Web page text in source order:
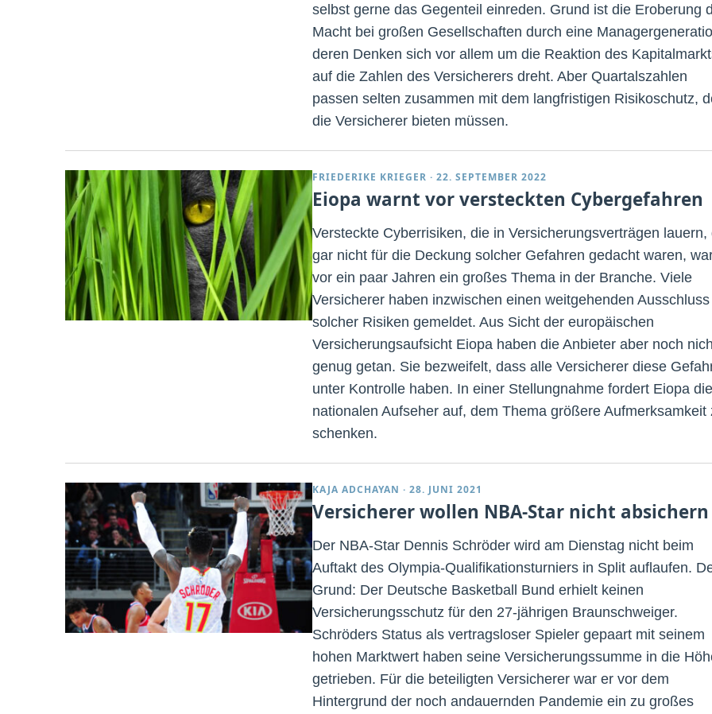
selbst gerne das Gegenteil einreden. Grund ist die Eroberung
Macht bei großen Gesellschaften durch eine
deren Denken sich vor allem um die Reaktion des
auf die Zahlen des Versicherers dreht. Aber Quartalszahlen
passen selten zusammen mit dem langfristigen Risikoschutz,
die Versicherer bieten müssen.
FRIEDERIKE KRIEGER · 22. SEPTEMBER 2022
Eiopa warnt vor versteckten Cybergefahren
Versteckte Cyberrisiken, die in Versicherungsverträgen lauern,
gar nicht für die Deckung solcher Gefahren gedacht waren,
vor ein paar Jahren ein großes Thema in der Branche. Viele
Versicherer haben inzwischen einen weitgehenden Ausschluss
solcher Risiken gemeldet. Aus Sicht der europäischen
Versicherungsaufsicht Eiopa haben die Anbieter aber noch
genug getan. Sie bezweifelt, dass alle Versicherer diese
unter Kontrolle haben. In einer Stellungnahme fordert Eiopa die
nationalen Aufseher auf, dem Thema größere Aufmerksamkeit
schenken.
KAJA ADCHAYAN · 28. JUNI 2021
Versicherer wollen NBA-Star nicht absichern
Der NBA-Star Dennis Schröder wird am Dienstag nicht beim
Auftakt des Olympia-Qualifikationsturniers in Split auflaufen.
Grund: Der Deutsche Basketball Bund erhielt keinen
Versicherungsschutz für den 27-jährigen Braunschweiger.
Schröders Status als vertragsloser Spieler gepaart mit seinem
hohen Marktwert haben seine Versicherungssumme in die
getrieben. Für die beteiligten Versicherer war er vor dem
Hintergrund der noch andauernden Pandemie ein zu großes